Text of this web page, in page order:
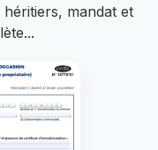
mandat et